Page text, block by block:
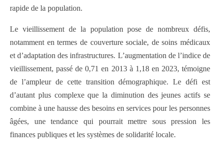
rapide de la population.
Le vieillissement de la population pose de nombreux défis,
notamment en termes de couverture sociale, de soins médicaux
et d’adaptation des infrastructures. L’augmentation de l’indice de
vieillissement, passé de 0,71 en 2013 à 1,18 en 2023, témoigne
de l’ampleur de cette transition démographique. Le défi est
d’autant plus complexe que la diminution des jeunes actifs se
combine à une hausse des besoins en services pour les personnes
âgées, une tendance qui pourrait mettre sous pression les
finances publiques et les systèmes de solidarité locale.